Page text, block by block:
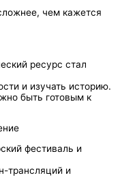
чем кажется
ресурс стал
и изучать историю.
быть готовым к
фестиваль и
трансляций и